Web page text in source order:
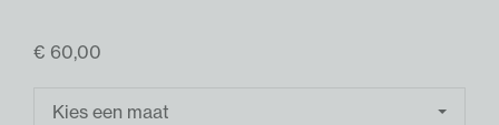
€ 60,00
Kies een maat